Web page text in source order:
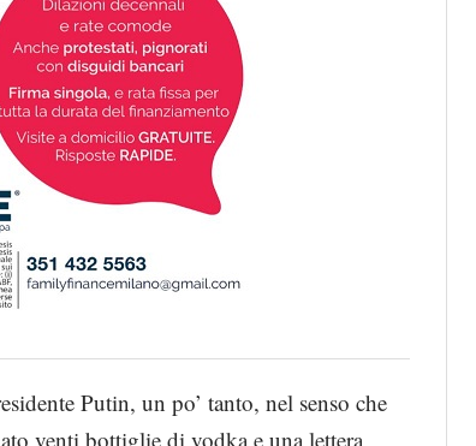
Putin, un po’ tanto, nel senso che
venti bottiglie di vodka e una lettera